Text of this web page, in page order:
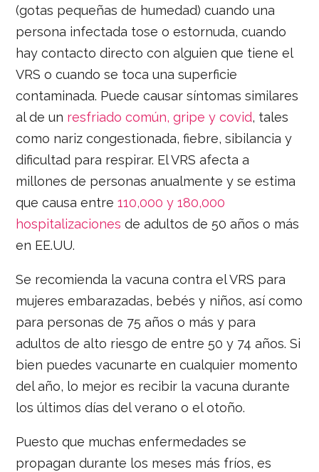
(gotas pequeñas de humedad) cuando una
persona infectada tose o estornuda, cuando
hay contacto directo con alguien que tiene el
VRS o cuando se toca una superficie
contaminada. Puede causar síntomas similares
al de un resfriado común, gripe y covid, tales
como nariz congestionada, fiebre, sibilancia y
dificultad para respirar. El VRS afecta a
millones de personas anualmente y se estima
que causa entre110,000 y 180,000
hospitalizaciones de adultos de 50 años o más
en EE.UU.
Se recomienda la vacuna contra el VRS para
mujeres embarazadas, bebés y niños, así como
para personas de 75 años o más y para
adultos de alto riesgo de entre 50 y 74 años. Si
bien puedes vacunarte en cualquier momento
del año, lo mejor es recibir la vacuna durante
los últimos días del verano o el otoño.
Puesto que muchas enfermedades se
propagan durante los meses más fríos, es